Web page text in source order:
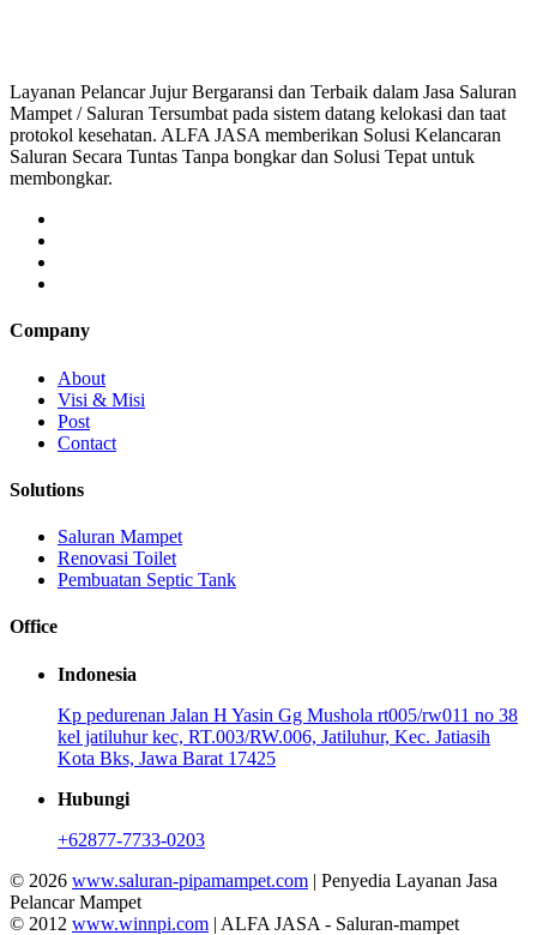
Layanan Pelancar Jujur Bergaransi dan Terbaik dalam Jasa Saluran
Mampet / Saluran Tersumbat pada sistem datang kelokasi dan taat
protokol kesehatan. ALFA JASA memberikan Solusi Kelancaran
Saluran Secara Tuntas Tanpa bongkar dan Solusi Tepat untuk
membongkar.
Company
About
Visi & Misi
Post
Contact
Solutions
Saluran Mampet
Renovasi Toilet
Pembuatan Septic Tank
Office
Indonesia
Kp pedurenan Jalan H Yasin Gg Mushola rt005/rw011 no 38
kel jatiluhur kec, RT.003/RW.006, Jatiluhur, Kec. Jatiasih
Kota Bks, Jawa Barat 17425
Hubungi
+62877-7733-0203
© 2026 www.saluran-pipamampet.com | Penyedia Layanan Jasa
Pelancar Mampet
© 2012 www.winnpi.com | ALFA JASA - Saluran-mampet